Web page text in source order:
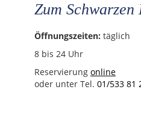
Zum Schwarzen
Öffnungszeiten: täglich
8 bis 24 Uhr
Reservierung online
oder unter Tel. 01/533 81